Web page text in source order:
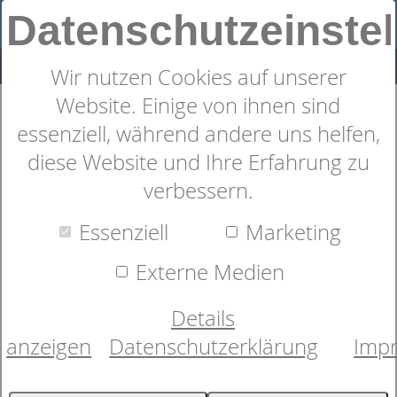
Wir nutzen Cookies auf unserer
Website. Einige von ihnen sind
essenziell, während andere uns helfen,
diese Website und Ihre Erfahrung zu
verbessern.
Essenziell
Marketing
Externe Medien
Details
anzeigen
Datenschutzerklärung
Sympathica Nackenstützkissen
Visco